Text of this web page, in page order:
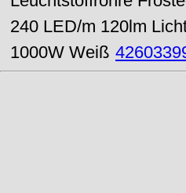
240 LED/m 120lm
1000W Weiß